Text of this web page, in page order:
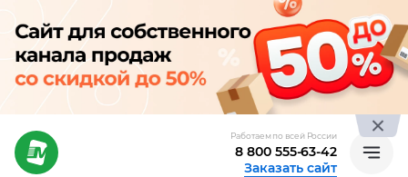
Работаем по всей России
8 800 555-63-42
Заказать сайт